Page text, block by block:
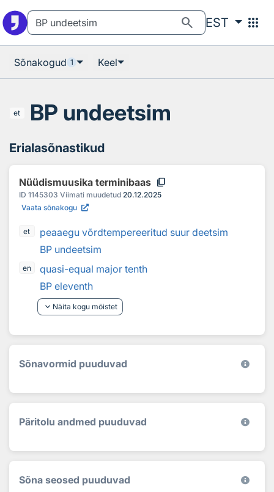
search EST apps
Sõnakogud 1 Keel
et BP undeetsim
Erialasõnastikud
Nüüdismuusika terminibaas content_copy
ID 1145303 Viimati muudetud 20.12.2025
Vaata sõnakogu
et
peaaegu võrdtempereeritud suur deetsim
BP undeetsim
en
quasi-equal major tenth
BP eleventh
keyboard_arrow_down Näita kogu mõistet
Sõnavormid puuduvad
Päritolu andmed puuduvad
Sõna seosed puuduvad